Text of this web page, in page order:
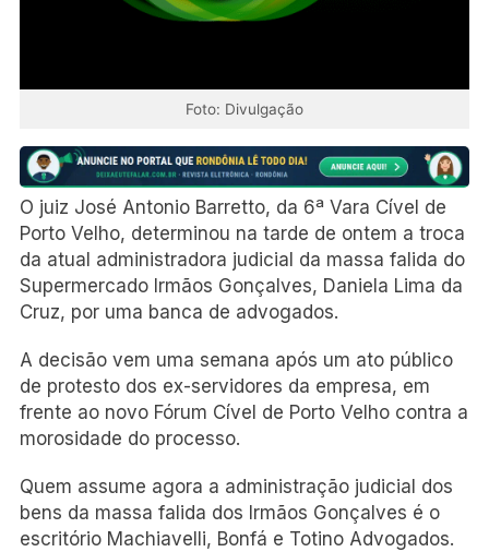
Foto: Divulgação
O juiz José Antonio Barretto, da 6ª Vara Cível de
Porto Velho, determinou na tarde de ontem a troca
da atual administradora judicial da massa falida do
Supermercado Irmãos Gonçalves, Daniela Lima da
Cruz, por uma banca de advogados.
A decisão vem uma semana após um ato público
de protesto dos ex-servidores da empresa, em
frente ao novo Fórum Cível de Porto Velho contra a
morosidade do processo.
Quem assume agora a administração judicial dos
bens da massa falida dos Irmãos Gonçalves é o
escritório Machiavelli, Bonfá e Totino Advogados.